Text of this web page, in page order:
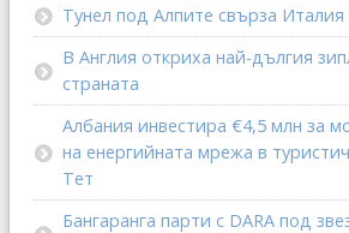
Тунел под Алпите свърза Италия
В Англия откриха най-дългия
страната
Албания инвестира €4,5 млн за
на енергийната мрежа в
Тет
Бангаранга парти с DARA под